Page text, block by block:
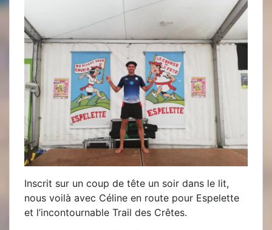
Inscrit sur un coup de tête un soir dans le lit,
nous voilà avec Céline en route pour Espelette
et l’incontournable Trail des Crêtes.